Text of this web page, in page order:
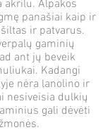
akrilu. Alpakos
panašiai kaip ir
ir patvarus.
gaminių
ant jų beveik
Kadangi
nėra lanolino ir
nesiveisia dulkių
gali dėvėti